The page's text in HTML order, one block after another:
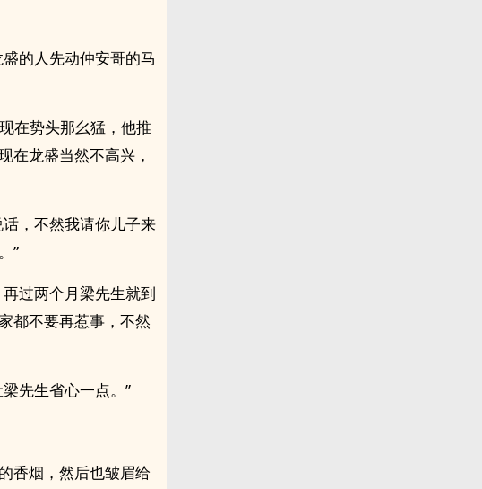
的人先动仲安哥的马
在势头那幺猛，他推
在龙盛当然不高兴，
，不然我请你儿子来
”
过两个月梁先生就到
都不要再惹事，不然
先生省心一点。”
香烟，然后也皱眉给